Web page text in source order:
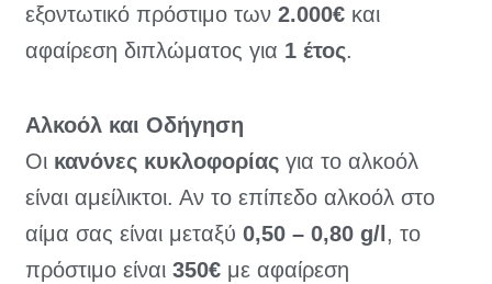
εξοντωτικό πρόστιμο των 2.000€ και
αφαίρεση διπλώματος για 1 έτος.
Αλκοόλ και Οδήγηση
Οι κανόνες κυκλοφορίας για το αλκοόλ
είναι αμείλικτοι. Αν το επίπεδο αλκοόλ στο
αίμα σας είναι μεταξύ 0,50 – 0,80 g/l , το
πρόστιμο είναι 350€ με αφαίρεση